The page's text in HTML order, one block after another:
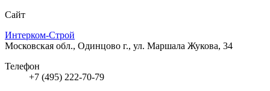
Сайт
Интерком-Строй
Московская обл., Одинцово г., ул. Маршала Жукова, 34
Телефон
+7 (495) 222-70-79